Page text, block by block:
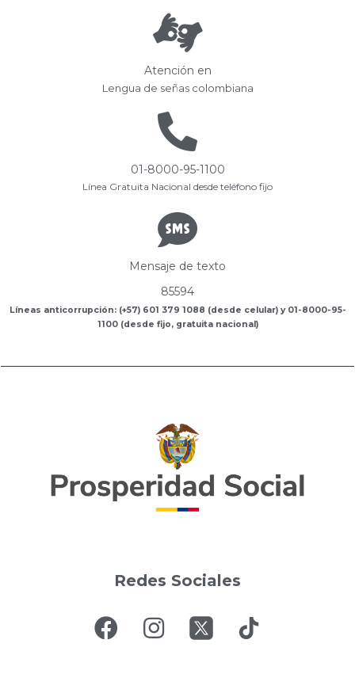
Atención en
Lengua de señas colombiana
01-8000-95-1100
Línea Gratuita Nacional desde teléfono fijo
Mensaje de texto
85594
Líneas anticorrupción: (+57) 601 379 1088 (desde celular) y 01-8000-95-
1100 (desde fijo, gratuita nacional)
Redes Sociales